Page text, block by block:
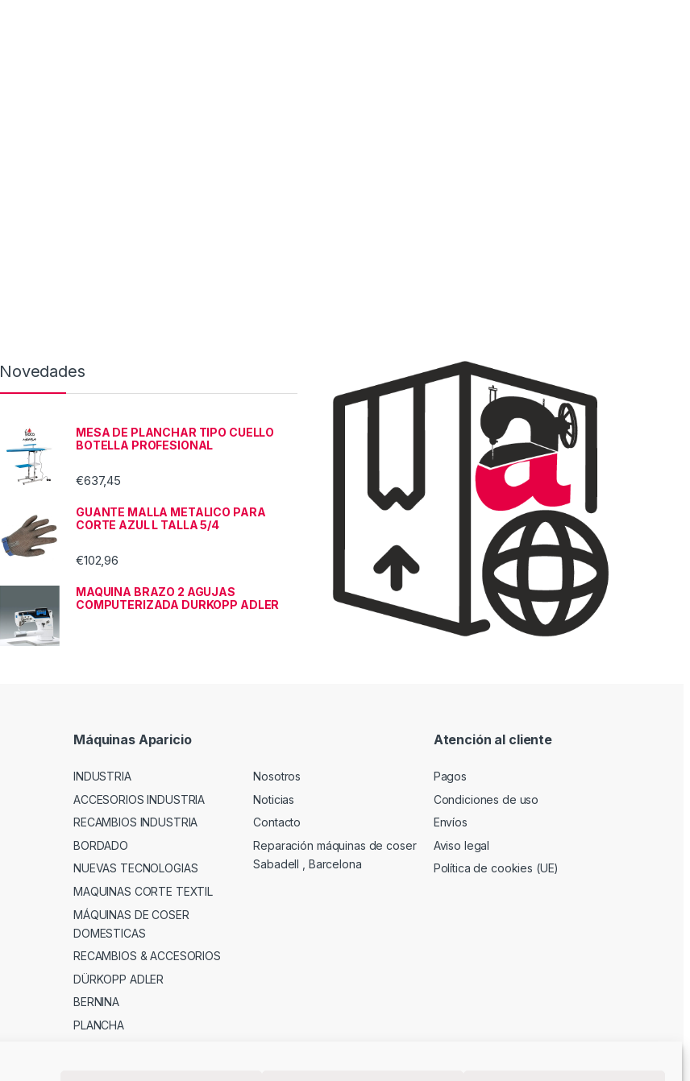
Novedades
MESA DE PLANCHAR TIPO CUELLO
BOTELLA PROFESIONAL
€637,45
GUANTE MALLA METALICO PARA
CORTE AZUL L TALLA 5/4
€102,96
MAQUINA BRAZO 2 AGUJAS
COMPUTERIZADA DURKOPP ADLER
Máquinas Aparicio
INDUSTRIA
ACCESORIOS INDUSTRIA
RECAMBIOS INDUSTRIA
BORDADO
NUEVAS TECNOLOGIAS
MAQUINAS CORTE TEXTIL
MÁQUINAS DE COSER
DOMESTICAS
RECAMBIOS & ACCESORIOS
DÜRKOPP ADLER
BERNINA
PLANCHA
Nosotros
Noticias
Contacto
Reparación máquinas de coser
Sabadell , Barcelona
Atención al cliente
Pagos
Condiciones de uso
Envíos
Aviso legal
Política de cookies (UE)